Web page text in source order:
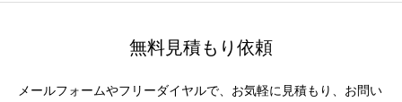
無料見積もり依頼
メールフォームやフリーダイヤルで、お気軽に見積もり、お問い